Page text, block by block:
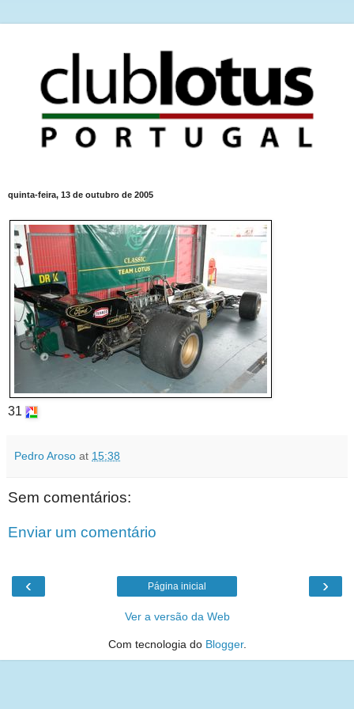
quinta-feira, 13 de outubro de 2005
31
Pedro Aroso at 15:38
Sem comentários:
Enviar um comentário
‹ ›
Página inicial
Ver a versão da Web
Com tecnologia do Blogger.